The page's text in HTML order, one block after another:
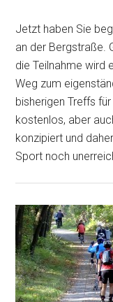
Jetzt haben Sie
an der Bergstraße.
die Teilnahme wird
Weg zum
bisherigen Treffs
kostenlos, aber
konzipiert und
Sport noch